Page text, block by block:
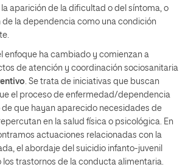
aparición de la dificultad o del síntoma, o
de la dependencia como una condición
enfoque ha cambiado y comienzan a
de atención y coordinación sociosanitaria
. Se trata de iniciativas que buscan
el proceso de enfermedad/dependencia
de que hayan aparecido necesidades de
en la salud física o psicológica. En
actuaciones relacionadas con la
el abordaje del suicidio infanto-juvenil
los trastornos de la conducta alimentaria.